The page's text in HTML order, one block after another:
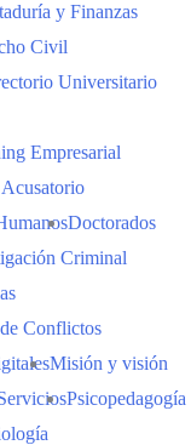
y Finanzas
Civil
Universitario
Empresarial
Doctorados
Criminal
Conflictos
Misión y visión
Psicopedagogía